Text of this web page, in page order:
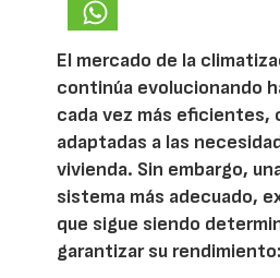
El mercado de la
continúa evolucionando
cada vez más eficientes,
adaptadas a las
vivienda. Sin embargo,
sistema más adecuado,
que sigue siendo
garantizar su